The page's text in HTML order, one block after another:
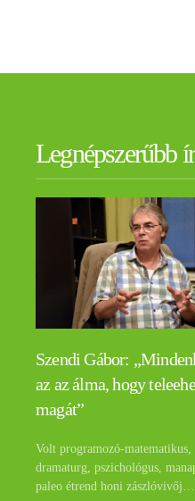
Legnépszerűbb
Szendi Gábor:
az az álma, hogy
magát”
Volt programozó-matematikus,
dramaturg, pszichológus,
paleo étrend honi zászlóvivőj…